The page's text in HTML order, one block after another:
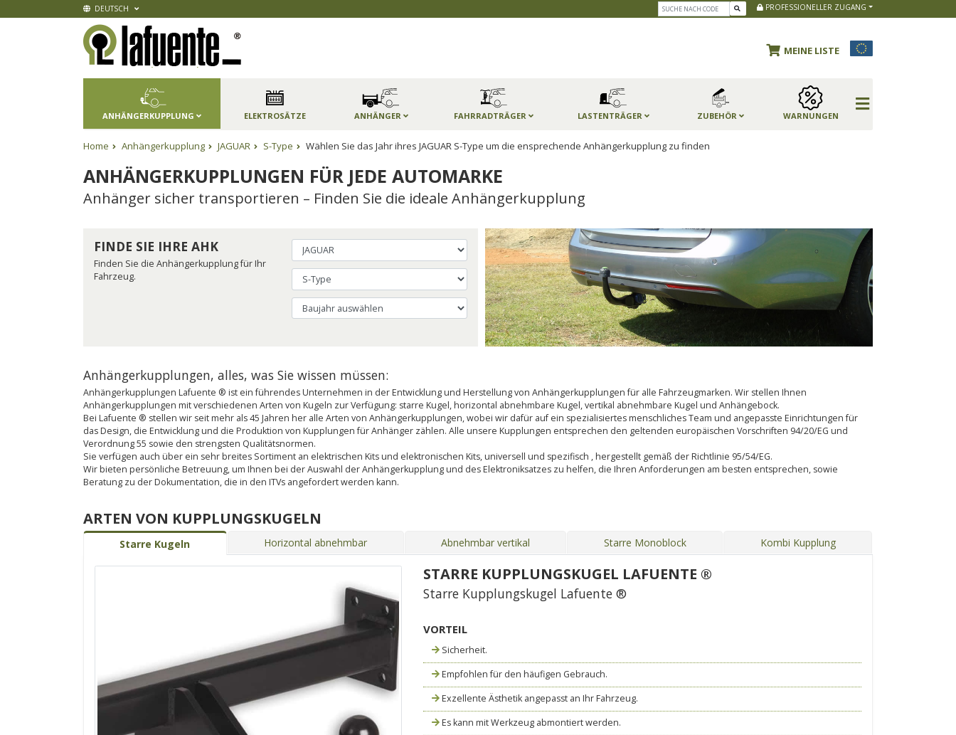
DEUTSCH PROFESSIONELLER ZUGANG
MEINE LISTE
ANHÄNGERKUPPLUNG ELEKTROSÄTZE ANHÄNGER FAHRRADTRÄGER LASTENTRÄGER ZUBEHÖR WARNUNGEN
Home Anhängerkupplung JAGUAR S-Type Wählen Sie das Jahr ihres JAGUAR S-Type um die ensprechende Anhängerkupplung zu finden
ANHÄNGERKUPPLUNGEN FÜR JEDE AUTOMARKE
Anhänger sicher transportieren – Finden Sie die ideale Anhängerkupplung
FINDE SIE IHRE AHK
Finden Sie die Anhängerkupplung für Ihr
Fahrzeug.
Anhängerkupplungen, alles, was Sie wissen müssen:
Anhängerkupplungen Lafuente ® ist ein führendes Unternehmen in der Entwicklung und Herstellung von Anhängerkupplungen für alle Fahrzeugmarken. Wir stellen Ihnen
Anhängerkupplungen mit verschiedenen Arten von Kugeln zur Verfügung: starre Kugel, horizontal abnehmbare Kugel, vertikal abnehmbare Kugel und Anhängebock.
Bei Lafuente ® stellen wir seit mehr als 45 Jahren her alle Arten von Anhängerkupplungen, wobei wir dafür auf ein spezialisiertes menschliches Team und angepasste Einrichtungen für
das Design, die Entwicklung und die Produktion von Kupplungen für Anhänger zählen. Alle unsere Kupplungen entsprechen den geltenden europäischen Vorschriften 94/20/EG und
Verordnung 55 sowie den strengsten Qualitätsnormen.
Sie verfügen auch über ein sehr breites Sortiment an elektrischen Kits und elektronischen Kits, universell und spezifisch , hergestellt gemäß der Richtlinie 95/54/EG.
Wir bieten persönliche Betreuung, um Ihnen bei der Auswahl der Anhängerkupplung und des Elektroniksatzes zu helfen, die Ihren Anforderungen am besten entsprechen, sowie
Beratung zu der Dokumentation, die in den ITVs angefordert werden kann.
ARTEN VON KUPPLUNGSKUGELN
Starre Kugeln Horizontal abnehmbar Abnehmbar vertikal Starre Monoblock Kombi Kupplung
STARRE KUPPLUNGSKUGEL LAFUENTE ®
Starre Kupplungskugel Lafuente ®
VORTEIL
Sicherheit.
Empfohlen für den häufigen Gebrauch.
Exzellente Ästhetik angepasst an Ihr Fahrzeug.
Es kann mit Werkzeug abmontiert werden.